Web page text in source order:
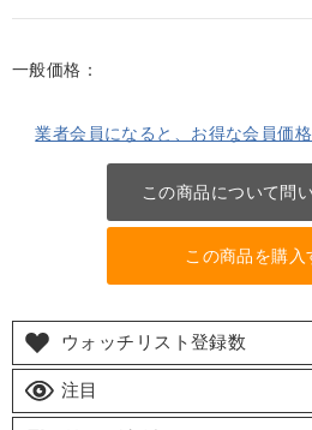
一般価格：
業者会員になると、お得な会員価
この商品について問
この商品を購入
ウォッチリスト登録数
注目